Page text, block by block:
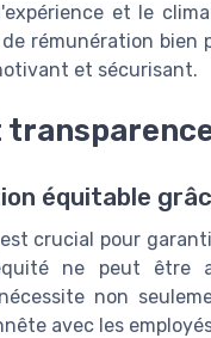
et le
rémunération bien
et sécurisant.
équitable
est crucial pour
ne peut
non
avec les